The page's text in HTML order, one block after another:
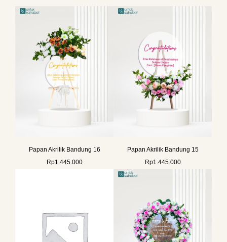
Papan Akrilik Bandung 16
Rp1.445.000
Papan Akrilik Bandung 15
Rp1.445.000